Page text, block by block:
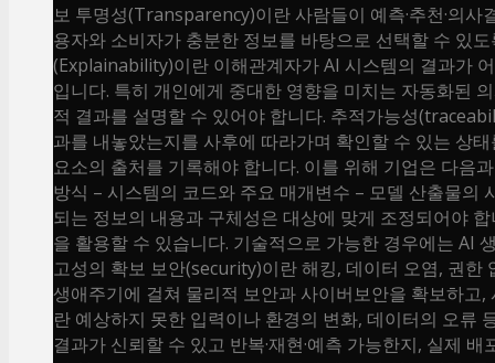
보 투명성(Transparency)이란 사람들이 예측·추천·의
용자와 소비자가 충분한 정보를 바탕으로 선택할 수 있
(Explainability)이란 이해관계자가 AI 시스템의 결과가
입니다. 특히 개인에게 중대한 영향을 미치는 자동화된
적 결과를 설명할 수 있어야 합니다. 추적가능성
과를 내놓았는지를 사후에 따라가며 확인할 수 있는 상
요소의 출처를 기록해야 합니다. 이를 위해 기업은 다음
방식 – 시스템의 코드와 주요 매개변수 – 모델 산출물의
되는 정보의 내용과 구체성은 대상에 맞게 조정되어야
을 활용할 수 있습니다. 기술적으로 가능한 경우에는 AI
고성의 확보 보안(security)이란 해킹, 데이터 오염, 권
생애주기에 걸쳐 물리적 보안과 사이버보안을 확보하
란 예상하지 못한 입력이나 환경의 변화, 데이터의 오류
결과가 신뢰할 수 있고 반복·재현·예측 가능한지, 실제